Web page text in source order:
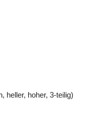
heller, hoher, 3-teilig)